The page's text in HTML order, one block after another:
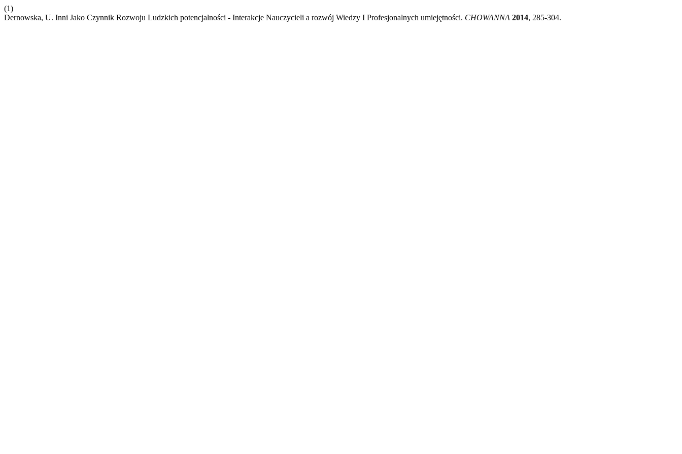
(1)
Dernowska, U. Inni Jako Czynnik Rozwoju Ludzkich potencjalności - Interakcje Nauczycieli a rozwój Wiedzy I Profesjonalnych umiejętności. CHOWANNA 2014, 285-304.